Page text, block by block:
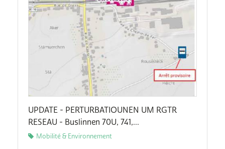
UPDATE - PERTURBATIOUNEN UM RGTR
RESEAU - Buslinnen 70U, 741,...
Mobilité & Environnement